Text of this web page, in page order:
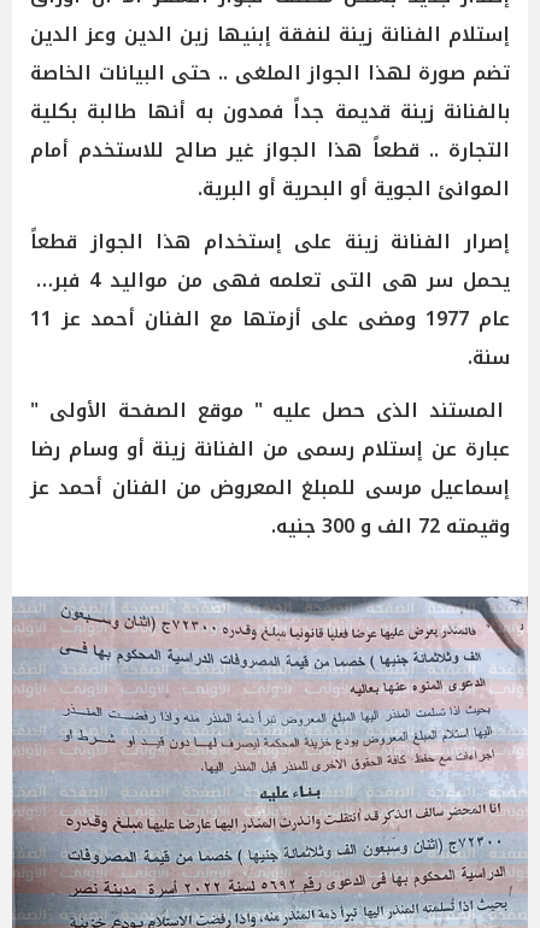
إستلام الفنانة زينة لنفقة إبنيها زين الدين وعز الدين
تضم صورة لهذا الجواز الملغى .. حتى البيانات الخاصة
بالفنانة زينة قديمة جداً فمدون به أنها طالبة بكلية
التجارة .. قطعاً هذا الجواز غير صالح للاستخدم أمام
الموانئ الجوية أو البحرية أو البرية.
إصرار الفنانة زينة على إستخدام هذا الجواز قطعاً
يحمل سر هى التى تعلمه فهى من مواليد 4 فبراير
عام 1977 ومضى على أزمتها مع الفنان أحمد عز 11
سنة.
المستند الذى حصل عليه " موقع الصفحة الأولى "
عبارة عن إستلام رسمى من الفنانة زينة أو وسام رضا
إسماعيل مرسى للمبلغ المعروض من الفنان أحمد عز
وقيمته 72 الف و 300 جنيه.